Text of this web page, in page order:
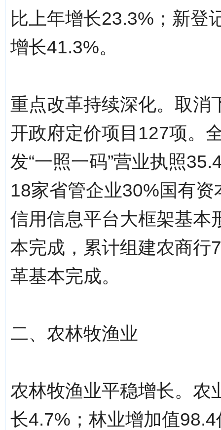
比上年增长23.3%；新登
增长41.3%。
重点改革持续深化。取消
开政府定价项目127项。
发“一照一码”营业执照
18家省管企业30%国有
信用信息平台大框架基本
本完成，累计组建农商行
革基本完成。
二、农林牧渔业
农林牧渔业平稳增长。农
长4.7%；林业增加值